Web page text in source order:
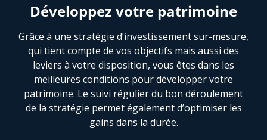
Développez votre patrimoine
Grâce à une stratégie d’investissement sur-mesure,
qui tient compte de vos objectifs mais aussi des
leviers à votre disposition, vous êtes dans les
meilleures conditions pour développer votre
patrimoine. Le suivi régulier du bon déroulement
de la stratégie permet également d’optimiser les
gains dans la durée.